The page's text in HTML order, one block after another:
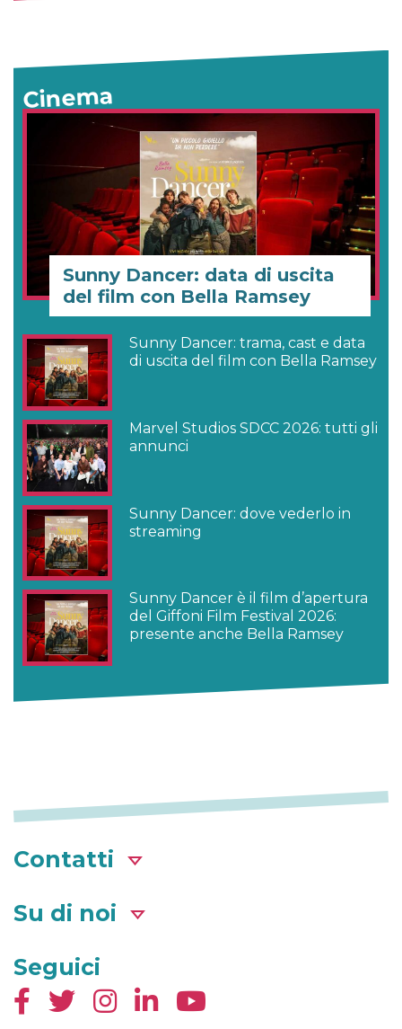
Cinema
Sunny Dancer: data di uscita
del film con Bella Ramsey
Sunny Dancer: trama, cast e data
di uscita del film con Bella Ramsey
Marvel Studios SDCC 2026: tutti gli
annunci
Sunny Dancer: dove vederlo in
streaming
Sunny Dancer è il film d’apertura
del Giffoni Film Festival 2026:
presente anche Bella Ramsey
Contatti
Su di noi
Seguici